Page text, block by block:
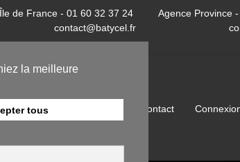
la meilleure
tous
de France - 01 60 32 37 24
contact@batycel.fr
Agence Province
Produits Contact